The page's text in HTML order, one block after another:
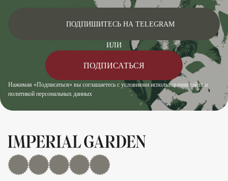
Нажимая «Подписаться» вы соглашаетесь с условиями использования сайта и
политикой персональных данных
ПОДПИШИТЕСЬ НА TELEGRAM
ИЛИ
ПОДПИСАТЬСЯ
MAX Дзен YouTuberutubeTelegram